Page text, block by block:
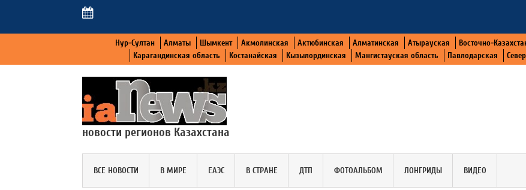
Нур-Султан Алматы Шымкент Акмолинская Актюбинская Алматинская Атырауская Восточно-
Карагандинская область
Костанайская Кызылординская Мангистауская область Павлодарская
новости регионов Казахстана
ВСЕ НОВОСТИ В МИРЕ ЕАЭС В СТРАНЕ ДТП ФОТОАЛЬБОМ ЛОНГРИДЫ ВИДЕО